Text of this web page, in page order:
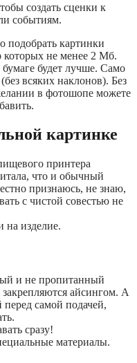
создать сценки к
событиям.
подобрать картинки
которых не менее 2 Мб.
бумаге будет лучше. Само
всяких наклонов). Без
в фотошопе можете
картинке
принтера
что и обычный
признаюсь, не знаю,
с чистой совестью не
на изделие.
и не пропитанный
айсингом. А
перед самой подачей,
сразу!
материалы.